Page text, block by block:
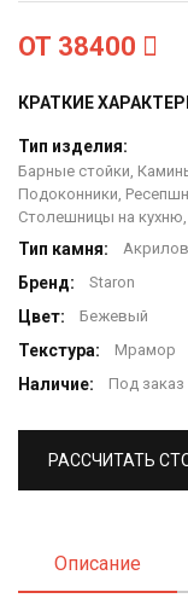
ОТ 38400
КРАТКИЕ
Тип изделия:
Барные стойки,
Подоконники,
Столешницы на
Тип камня:
Бренд: Staron
Цвет: Бежевый
Текстура: Мрамор
Наличие: Под заказ
РАССЧИТАТЬ
Описание